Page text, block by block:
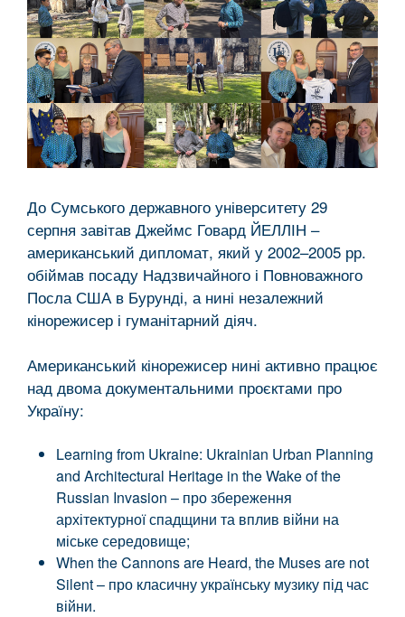
До Сумського державного університету 29
серпня завітав Джеймс Говард ЙЕЛЛІН –
американський дипломат, який у 2002–2005 рр.
обіймав посаду Надзвичайного і Повноважного
Посла США в Бурунді, а нині незалежний
кінорежисер і гуманітарний діяч.
Американський кінорежисер нині активно працює
над двома документальними проєктами про
Україну:
Learning from Ukraine: Ukrainian Urban Planning
and Architectural Heritage in the Wake of the
Russian Invasion – про збереження
архітектурної спадщини та вплив війни на
міське середовище;
When the Cannons are Heard, the Muses are not
Silent – про класичну українську музику під час
війни.